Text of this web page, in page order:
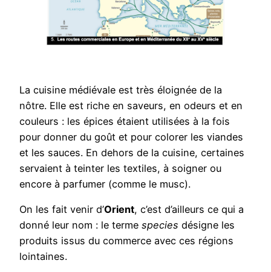
La cuisine médiévale est très éloignée de la
nôtre. Elle est riche en saveurs, en odeurs et en
couleurs : les épices étaient utilisées à la fois
pour donner du goût et pour colorer les viandes
et les sauces. En dehors de la cuisine, certaines
servaient à teinter les textiles, à soigner ou
encore à parfumer (comme le musc).
On les fait venir d’Orient, c’est d’ailleurs ce qui a
donné leur nom : le terme species désigne les
produits issus du commerce avec ces régions
lointaines.